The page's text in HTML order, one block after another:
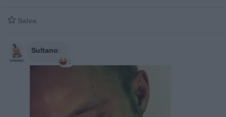
 Salva
Sultano:
1